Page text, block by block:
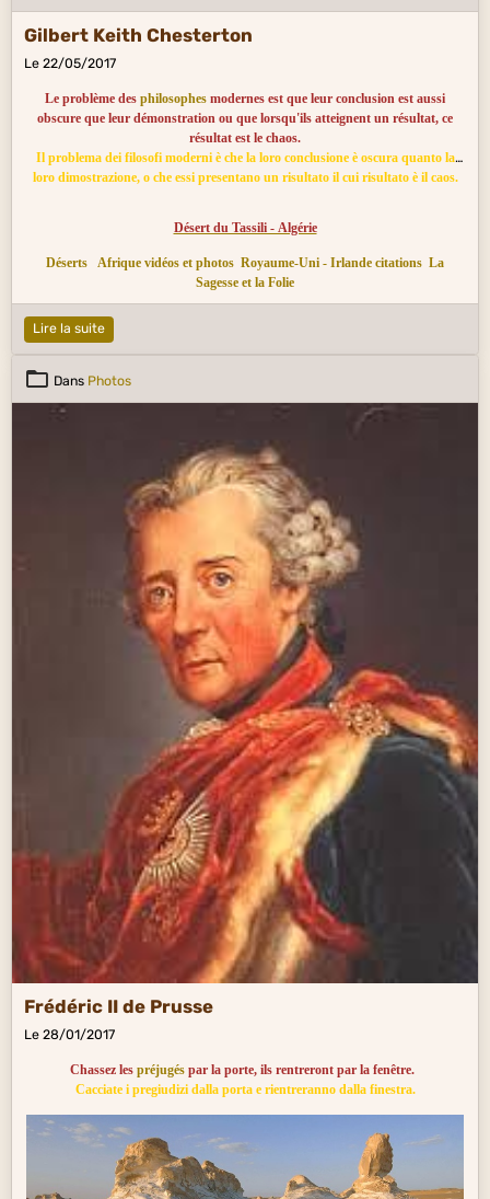
Gilbert Keith Chesterton
Le 22/05/2017
Le problème des philosophes modernes est que leur conclusion est aussi
obscure que leur démonstration ou que lorsqu'ils atteignent un résultat, ce
résultat est le chaos.
Il problema dei filosofi moderni è che la loro conclusione è oscura quanto la
loro dimostrazione, o che essi presentano un risultato il cui risultato è il caos.
Désert du Tassili - Algérie
Déserts Afrique vidéos et photos Royaume-Uni - Irlande citations La
Sagesse et la Folie
Lire la suite
Dans Photos
Frédéric II de Prusse
Le 28/01/2017
Chassez les préjugéspar la porte, ils rentreront par la fenêtre.
Cacciate i pregiudizi dalla porta e rientreranno dalla finestra.